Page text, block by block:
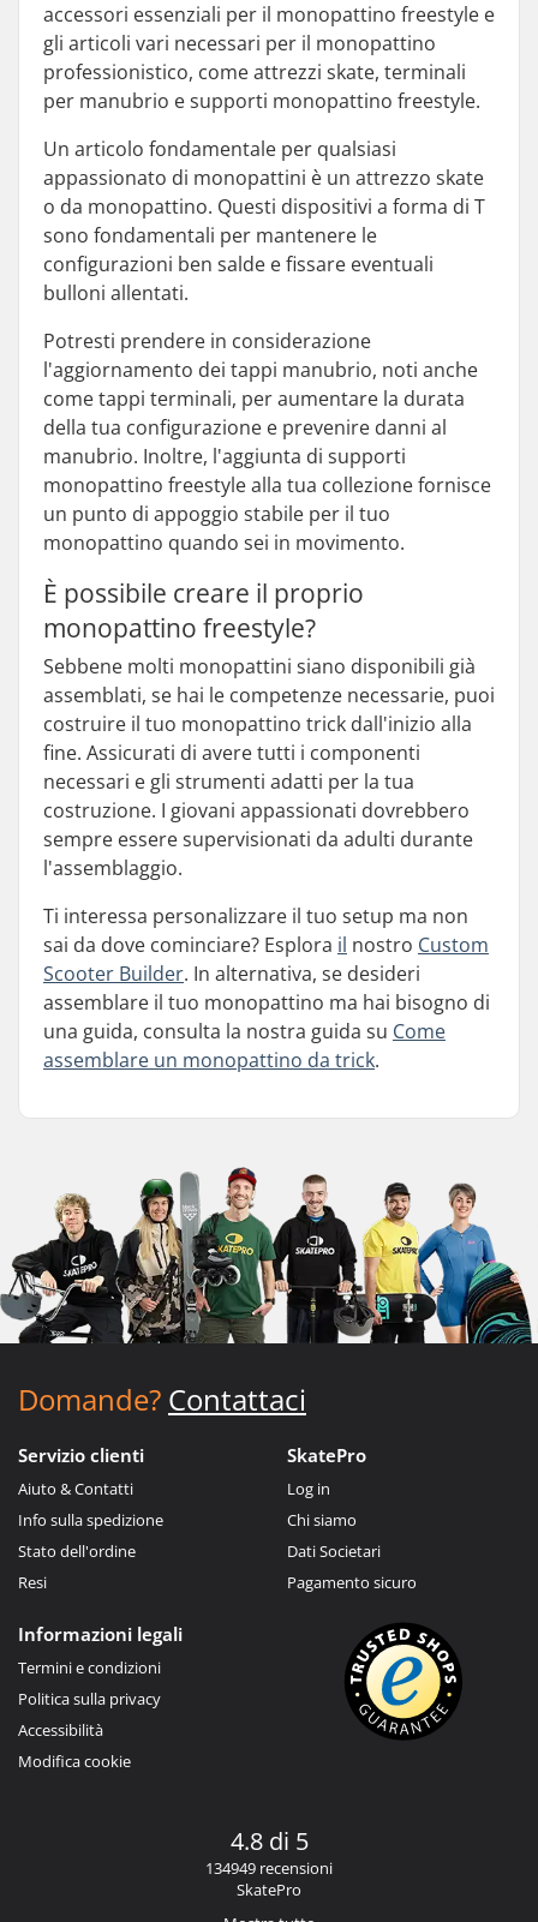
accessori essenziali per il monopattino freestyle e
gli articoli vari necessari per il monopattino
professionistico, come attrezzi skate, terminali
per manubrio e supporti monopattino freestyle.
Un articolo fondamentale per qualsiasi
appassionato di monopattini è un attrezzo skate
o da monopattino. Questi dispositivi a forma di T
sono fondamentali per mantenere le
configurazioni ben salde e fissare eventuali
bulloni allentati.
Potresti prendere in considerazione
l'aggiornamento dei tappi manubrio, noti anche
come tappi terminali, per aumentare la durata
della tua configurazione e prevenire danni al
manubrio. Inoltre, l'aggiunta di supporti
monopattino freestyle alla tua collezione fornisce
un punto di appoggio stabile per il tuo
monopattino quando sei in movimento.
È possibile creare il proprio
monopattino freestyle?
Sebbene molti monopattini siano disponibili già
assemblati, se hai le competenze necessarie, puoi
costruire il tuo monopattino trick dall'inizio alla
fine. Assicurati di avere tutti i componenti
necessari e gli strumenti adatti per la tua
costruzione. I giovani appassionati dovrebbero
sempre essere supervisionati da adulti durante
l'assemblaggio.
Ti interessa personalizzare il tuo setup ma non
sai da dove cominciare? Esplora il nostro Custom
Scooter Builder. In alternativa, se desideri
assemblare il tuo monopattino ma hai bisogno di
una guida, consulta la nostra guida su Come
assemblare un monopattino da trick.
Domande? Contattaci
Servizio clienti
Aiuto & Contatti
Info sulla spedizione
Stato dell'ordine
Resi
SkatePro
Log in
Chi siamo
Dati Societari
Pagamento sicuro
Informazioni legali
Termini e condizioni
Politica sulla privacy
Accessibilità
Modifica cookie
4.8 di 5
134949 recensioni
SkatePro